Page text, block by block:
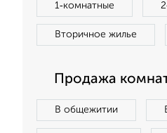
1‑комнатные
Вторичное жилье
Продажа
В общежитии